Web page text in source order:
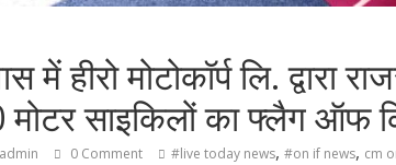
हीरो मोटोकॉर्प लि. द्वारा
मोटर साइकिलों का फ्लैग ऑफ
0 Comment #live today news, #on if news, cm